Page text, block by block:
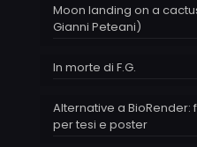
Moon landing on a
Gianni Peteani)
In morte di F.G.
Alternative a BioRender:
per tesi e poster